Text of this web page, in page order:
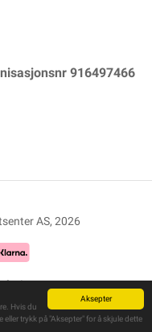
Aksepter
Hvis du
eller trykk på "Aksepter" for å skjule dette
916497466
AS, 2026